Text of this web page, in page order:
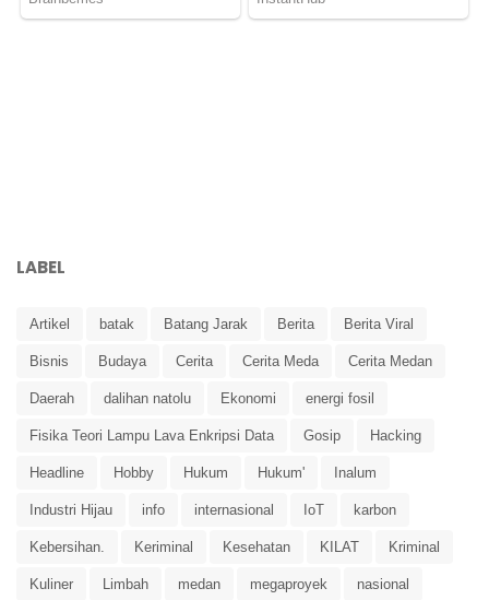
LABEL
Artikel batak Batang Jarak Berita Berita Viral
Bisnis Budaya Cerita Cerita Meda Cerita Medan
Daerah dalihan natolu Ekonomi energi fosil
Fisika Teori Lampu Lava Enkripsi Data Gosip Hacking
Headline Hobby Hukum Hukum' Inalum
Industri Hijau info internasional IoT karbon
Kebersihan. Keriminal Kesehatan KILAT Kriminal
Kuliner Limbah medan megaproyek nasional